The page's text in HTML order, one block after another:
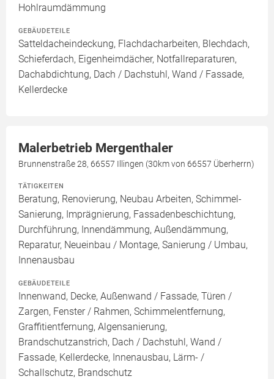
Hohlraumdämmung
GEBÄUDETEILE
Satteldacheindeckung, Flachdacharbeiten, Blechdach,
Schieferdach, Eigenheimdächer, Notfallreparaturen,
Dachabdichtung, Dach / Dachstuhl, Wand / Fassade,
Kellerdecke
Malerbetrieb Mergenthaler
Brunnenstraße 28, 66557 Illingen (30km von 66557 Überherrn)
TÄTIGKEITEN
Beratung, Renovierung, Neubau Arbeiten, Schimmel-
Sanierung, Imprägnierung, Fassadenbeschichtung,
Durchführung, Innendämmung, Außendämmung,
Reparatur, Neueinbau / Montage, Sanierung / Umbau,
Innenausbau
GEBÄUDETEILE
Innenwand, Decke, Außenwand / Fassade, Türen /
Zargen, Fenster / Rahmen, Schimmelentfernung,
Graffitientfernung, Algensanierung,
Brandschutzanstrich, Dach / Dachstuhl, Wand /
Fassade, Kellerdecke, Innenausbau, Lärm- /
Schallschutz, Brandschutz